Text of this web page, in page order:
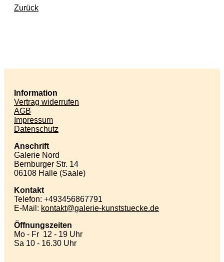
Zurück
Information
Vertrag widerrufen
AGB
Impressum
Datenschutz
Anschrift
Galerie Nord
Bernburger Str. 14
06108 Halle (Saale)
Kontakt
Telefon: +493456867791
E-Mail: kontakt galerie-kunststuecke de
Öffnungszeiten
Mo - Fr 12 - 19 Uhr
Sa 10 - 16.30 Uhr